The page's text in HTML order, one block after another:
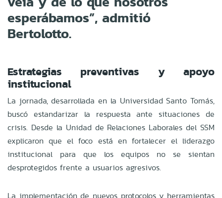
esperábamos”, admitió
Bertolotto.
Estrategias preventivas y apoyo
institucional
La jornada, desarrollada en la Universidad Santo Tomás,
buscó estandarizar la respuesta ante situaciones de
crisis. Desde la Unidad de Relaciones Laborales del SSM
explicaron que el foco está en fortalecer el liderazgo
institucional para que los equipos no se sientan
desprotegidos frente a usuarios agresivos.
La implementación de nuevos protocolos y herramientas